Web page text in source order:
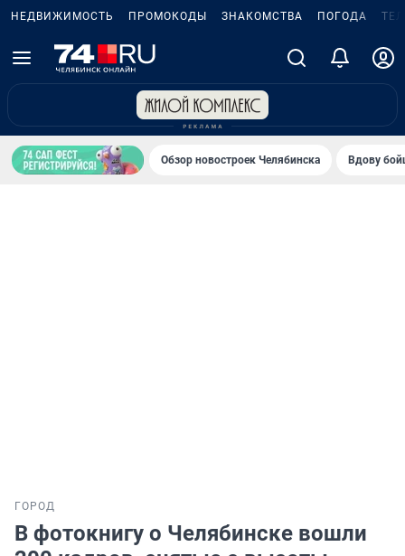
НЕДВИЖИМОСТЬ ПРОМОКОДЫ ЗНАКОМСТВА ПОГОДА
Обзор новостроек Челябинска Вдову
ГОРОД
В фотокнигу о Челябинске вошли